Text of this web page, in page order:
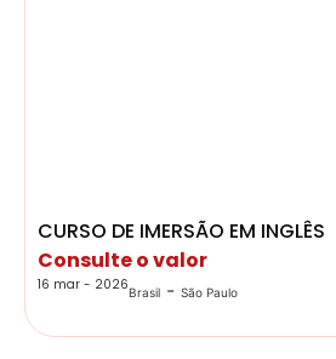
CURSO DE IMERSÃO EM INGLÊS
Consulte o valor
16 mar - 2026Brasil - São Paulo